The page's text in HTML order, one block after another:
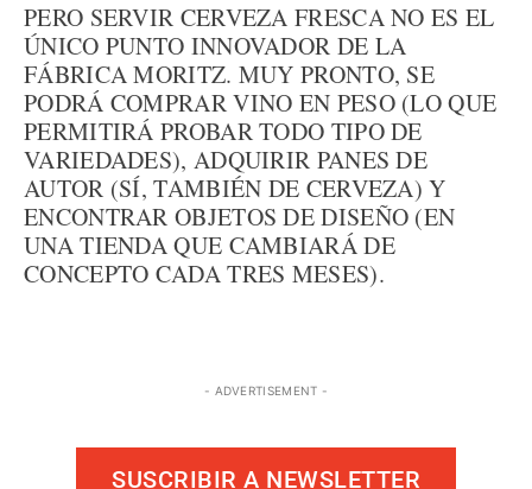
PERO SERVIR CERVEZA FRESCA NO ES EL
ÚNICO PUNTO INNOVADOR DE LA
FÁBRICA MORITZ. MUY PRONTO, SE
PODRÁ COMPRAR VINO EN PESO (LO QUE
PERMITIRÁ PROBAR TODO TIPO DE
VARIEDADES), ADQUIRIR PANES DE
AUTOR (SÍ, TAMBIÉN DE CERVEZA) Y
ENCONTRAR OBJETOS DE DISEÑO (EN
UNA TIENDA QUE CAMBIARÁ DE
CONCEPTO CADA TRES MESES).
- ADVERTISEMENT -
SUSCRIBIR A NEWSLETTER